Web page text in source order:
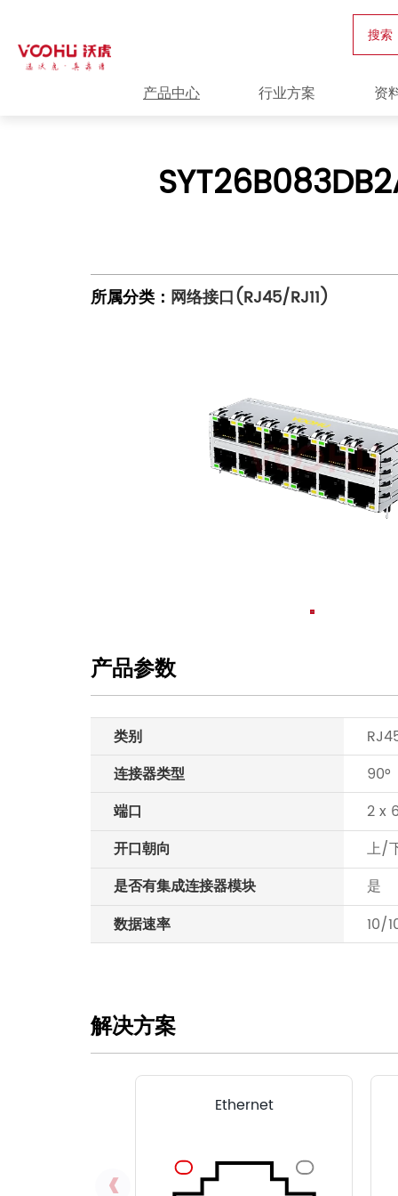
搜索
产品中心 行业方案 资
所属分类： 网络接口(RJ45/RJ11)
产品参数
类别
连接器类型
90°
端口
2 x
开口朝向
上/
是否有集成连接器模块
是
数据速率
10/
解决方案
Ethernet